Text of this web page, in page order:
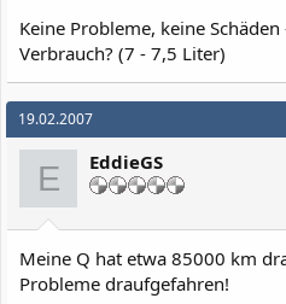
Keine Probleme, keine
Verbrauch? (7 - 7,5 Liter)
19.02.2007
E EddieGS
Meine Q hat etwa 85000 km
Probleme draufgefahren!